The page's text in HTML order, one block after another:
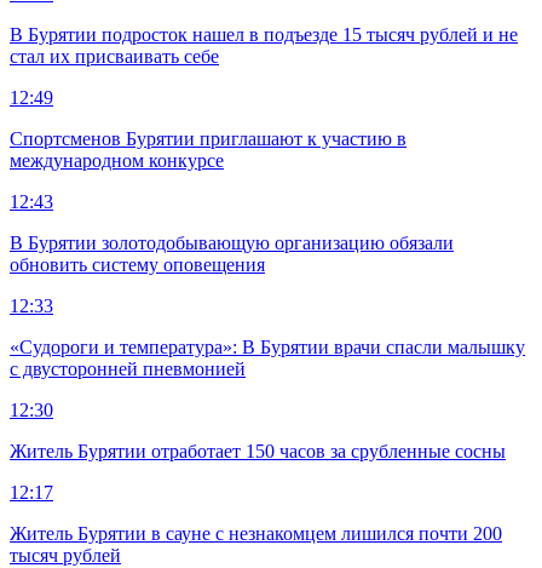
В Бурятии подросток нашел в подъезде 15 тысяч рублей и не
стал их присваивать себе
12:49
Спортсменов Бурятии приглашают к участию в
международном конкурсе
12:43
В Бурятии золотодобывающую организацию обязали
обновить систему оповещения
12:33
«Судороги и температура»: В Бурятии врачи спасли малышку
с двусторонней пневмонией
12:30
Житель Бурятии отработает 150 часов за срубленные сосны
12:17
Житель Бурятии в сауне с незнакомцем лишился почти 200
тысяч рублей